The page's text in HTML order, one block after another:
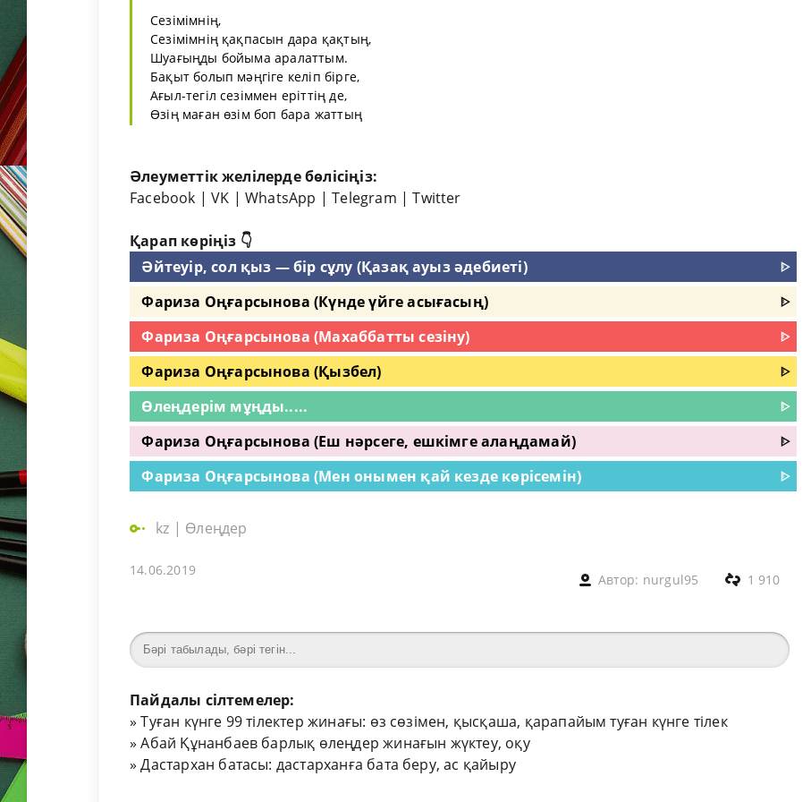
Сезімімнің,
Сезімімнің қақпасын дара қақтың,
Шуағыңды бойыма аралаттым.
Бақыт болып мәңгіге келіп бірге,
Ағыл-тегіл сезіммен еріттің де,
Өзің маған өзім боп бара жаттың
Әлеуметтік желілерде бөлісіңіз:
Facebook |VK |WhatsApp |Telegram |Twitter
Қарап көріңіз 👇
Әйтеуір, сол қыз — бір сұлу (Қазақ ауыз әдебиеті)
ᐈ
Фариза Оңғарсынова (Күнде үйге асығасың)
ᐈ
Фариза Оңғарсынова (Махаббатты сезіну)
ᐈ
Фариза Оңғарсынова (Қызбел)
ᐈ
Өлеңдерім мұңды.....
ᐈ
Фариза Оңғарсынова (Еш нәрсеге, ешкімге алаңдамай)
ᐈ
Фариза Оңғарсынова (Мен онымен қай кезде көрісемін)
ᐈ
kz | Өлеңдер
14.06.2019
Автор: nurgul95 1 910
Пайдалы сілтемелер:
»Туған күнге 99 тілектер жинағы: өз сөзімен, қысқаша, қарапайым туған күнге тілек
»Абай Құнанбаев барлық өлеңдер жинағын жүктеу, оқу
»Дастархан батасы: дастарханға бата беру, ас қайыру